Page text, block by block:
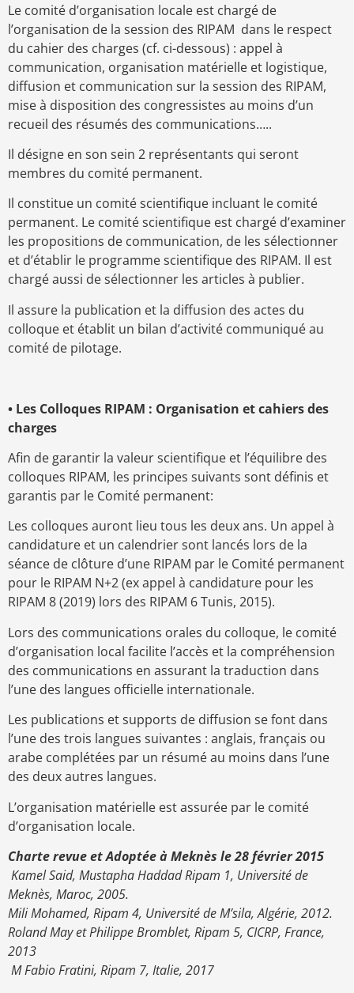
Le comité d’organisation locale est chargé de
l’organisation de la session des RIPAM dans le respect
du cahier des charges (cf. ci-dessous) : appel à
communication, organisation matérielle et logistique,
diffusion et communication sur la session des RIPAM,
mise à disposition des congressistes au moins d’un
recueil des résumés des communications…..
Il désigne en son sein 2 représentants qui seront
membres du comité permanent.
Il constitue un comité scientifique incluant le comité
permanent. Le comité scientifique est chargé d’examiner
les propositions de communication, de les sélectionner
et d’établir le programme scientifique des RIPAM. Il est
chargé aussi de sélectionner les articles à publier.
Il assure la publication et la diffusion des actes du
colloque et établit un bilan d’activité communiqué au
comité de pilotage.
• Les Colloques RIPAM : Organisation et cahiers des
charges
Afin de garantir la valeur scientifique et l’équilibre des
colloques RIPAM, les principes suivants sont définis et
garantis par le Comité permanent:
Les colloques auront lieu tous les deux ans. Un appel à
candidature et un calendrier sont lancés lors de la
séance de clôture d’une RIPAM par le Comité permanent
pour le RIPAM N+2 (ex appel à candidature pour les
RIPAM 8 (2019) lors des RIPAM 6 Tunis, 2015).
Lors des communications orales du colloque, le comité
d’organisation local facilite l’accès et la compréhension
des communications en assurant la traduction dans
l’une des langues officielle internationale.
Les publications et supports de diffusion se font dans
l’une des trois langues suivantes : anglais, français ou
arabe complétées par un résumé au moins dans l’une
des deux autres langues.
L’organisation matérielle est assurée par le comité
d’organisation locale.
Charte revue et Adoptée à Meknès le 28 février 2015
Kamel Said, Mustapha Haddad Ripam 1, Université de
Meknès, Maroc, 2005.
Mili Mohamed, Ripam 4, Université de M’sila, Algérie, 2012.
Roland May et Philippe Bromblet, Ripam 5, CICRP, France,
2013
M Fabio Fratini, Ripam 7, Italie, 2017